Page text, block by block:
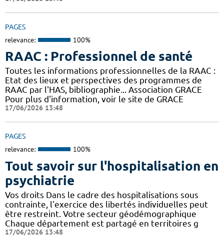
PAGES
relevance: 100%
RAAC : Professionnel de santé
Toutes les informations professionnelles de la RAAC :
Etat des lieux et perspectives des programmes de
RAAC par l'HAS, bibliographie... Association GRACE
Pour plus d'information, voir le site de GRACE
17/06/2026 13:48
PAGES
relevance: 100%
Tout savoir sur l'hospitalisation en
psychiatrie
Vos droits Dans le cadre des hospitalisations sous
contrainte, l'exercice des libertés individuelles peut
être restreint. Votre secteur géodémographique
Chaque département est partagé en territoires g
17/06/2026 13:48